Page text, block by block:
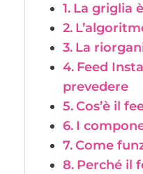
La griglia
La
Feed
prevedere
Cos’è il
I
Come
Perché il